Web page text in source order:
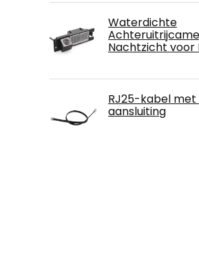
Waterdichte
Nachtzicht voor
RJ25-kabel met
aansluiting